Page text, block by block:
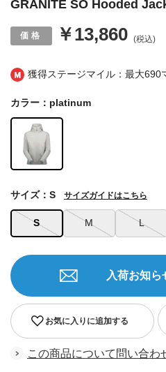
獲得ステージマイル：最大690
GRANITE SO Hooded
￥13,860 (税込)
カラー：platinum
S M L
サイズ：S サイズガイドはこちら
お気に入りに追加する
入荷お知ら
この商品について問い合わ